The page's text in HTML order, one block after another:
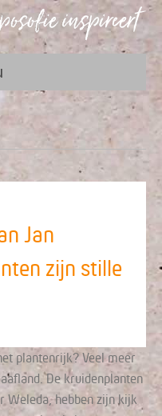
Jan
zijn stille
plantenrijk? Veel meer
De kruidenplanten
hebben zijn kijk